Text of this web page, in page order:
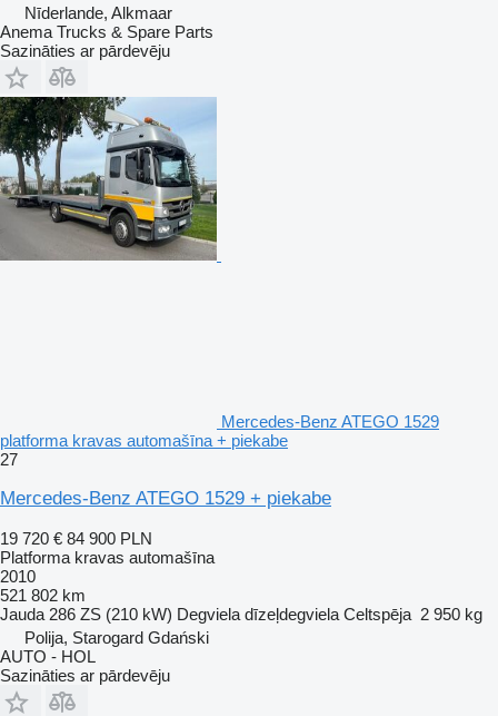
Nīderlande, Alkmaar
Anema Trucks & Spare Parts
Sazināties ar pārdevēju
Mercedes-Benz ATEGO 1529
platforma kravas automašīna + piekabe
27
Mercedes-Benz ATEGO 1529 + piekabe
19 720 € 84 900 PLN
Platforma kravas automašīna
2010
521 802 km
Jauda 286 ZS (210 kW) Degviela dīzeļdegviela Celtspēja 2 950 kg
Polija, Starogard Gdański
AUTO - HOL
Sazināties ar pārdevēju